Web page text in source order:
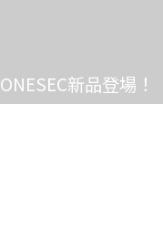
ONESEC新品登場！